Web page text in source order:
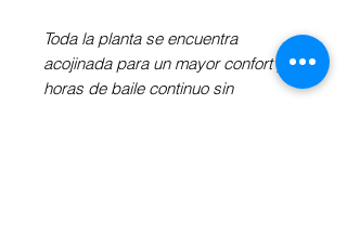
Toda la planta se encuentra
acojinada para un mayor confort y
horas de baile continuo sin